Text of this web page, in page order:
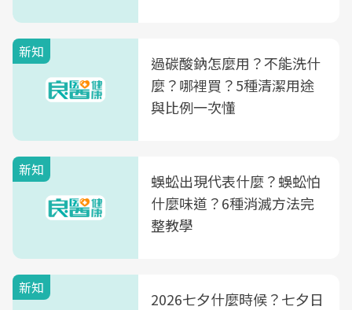
新知
過碳酸鈉怎麼用？不能洗什
麼？哪裡買？5種清潔用途
與比例一次懂
新知
蜈蚣出現代表什麼？蜈蚣怕
什麼味道？6種消滅方法完
整教學
新知
2026七夕什麼時候？七夕日